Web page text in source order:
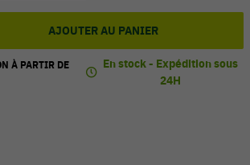
AJOUTER AU PANIER
À PARTIR DE
En stock - Expédition sous
24H